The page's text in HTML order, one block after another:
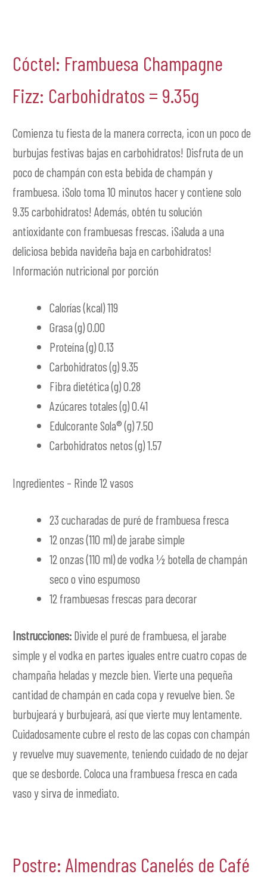
Cóctel: Frambuesa Champagne
Fizz: Carbohidratos = 9.35g
Comienza tu fiesta de la manera correcta, ¡con un poco de
burbujas festivas bajas en carbohidratos! Disfruta de un
poco de champán con esta bebida de champán y
frambuesa. ¡Solo toma 10 minutos hacer y contiene solo
9.35 carbohidratos! Además, obtén tu solución
antioxidante con frambuesas frescas. ¡Saluda a una
deliciosa bebida navideña baja en carbohidratos!
Información nutricional por porción
Calorías (kcal) 119
Grasa (g) 0.00
Proteína (g) 0.13
Carbohidratos (g) 9.35
Fibra dietética (g) 0.28
Azúcares totales (g) 0.41
Edulcorante Sola® (g) 7.50
Carbohidratos netos (g) 1.57
Ingredientes – Rinde 12 vasos
23 cucharadas de puré de frambuesa fresca
12 onzas (110 ml) de jarabe simple
12 onzas (110 ml) de vodka ½ botella de champán
seco o vino espumoso
12 frambuesas frescas para decorar
Instrucciones:Divide el puré de frambuesa, el jarabe
simple y el vodka en partes iguales entre cuatro copas de
champaña heladas y mezcle bien. Vierte una pequeña
cantidad de champán en cada copa y revuelve bien. Se
burbujeará y burbujeará, así que vierte muy lentamente.
Cuidadosamente cubre el resto de las copas con champán
y revuelve muy suavemente, teniendo cuidado de no dejar
que se desborde. Coloca una frambuesa fresca en cada
vaso y sirva de inmediato.
Postre: Almendras Canelés de Café